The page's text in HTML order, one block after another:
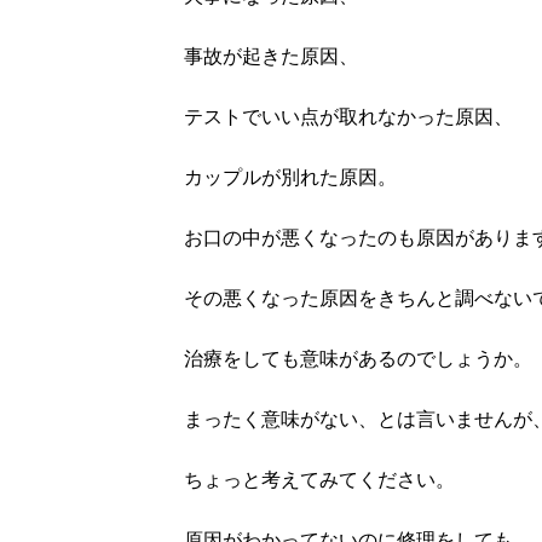
事故が起きた原因、
テストでいい点が取れなかった原因、
カップルが別れた原因。
お口の中が悪くなったのも原因がありま
その悪くなった原因をきちんと調べない
治療をしても意味があるのでしょうか。
まったく意味がない、とは言いませんが、
ちょっと考えてみてください。